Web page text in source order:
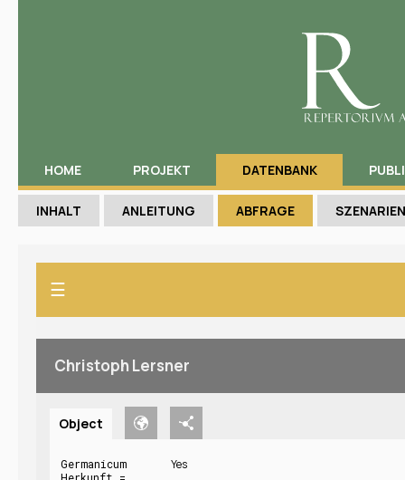
HOME PROJEKT DATENBANK
INHALT ANLEITUNG ABFRAGE SZENARIEN